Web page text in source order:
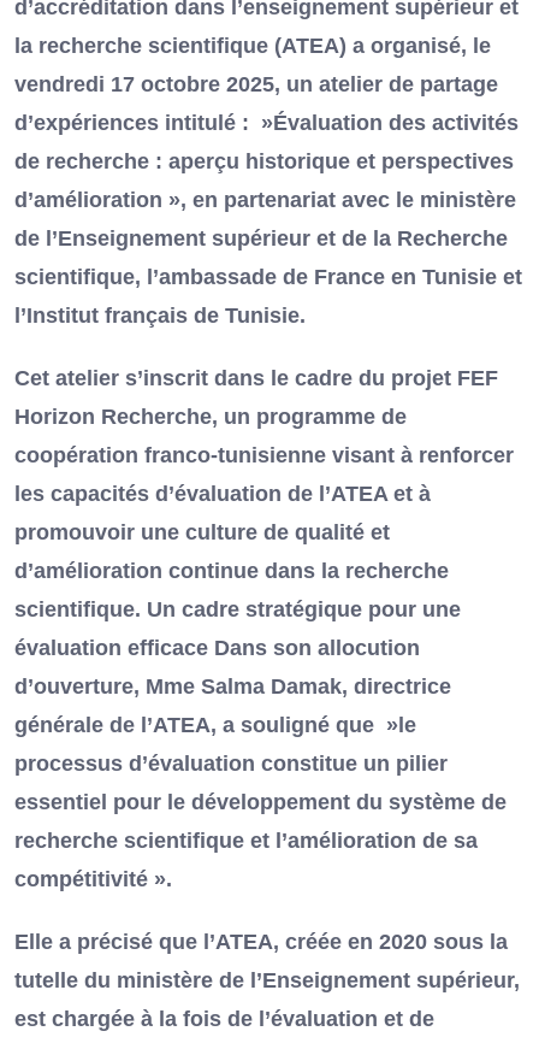
d’accréditation dans l’enseignement supérieur et
la recherche scientifique (ATEA) a organisé, le
vendredi 17 octobre 2025, un atelier de partage
d’expériences intitulé : »Évaluation des activités
de recherche : aperçu historique et perspectives
d’amélioration », en partenariat avec le ministère
de l’Enseignement supérieur et de la Recherche
scientifique, l’ambassade de France en Tunisie et
l’Institut français de Tunisie.
Cet atelier s’inscrit dans le cadre du projet FEF
Horizon Recherche, un programme de
coopération franco-tunisienne visant à renforcer
les capacités d’évaluation de l’ATEA et à
promouvoir une culture de qualité et
d’amélioration continue dans la recherche
scientifique. Un cadre stratégique pour une
évaluation efficace Dans son allocution
d’ouverture, Mme Salma Damak, directrice
générale de l’ATEA, a souligné que »le
processus d’évaluation constitue un pilier
essentiel pour le développement du système de
recherche scientifique et l’amélioration de sa
compétitivité ».
Elle a précisé que l’ATEA, créée en 2020 sous la
tutelle du ministère de l’Enseignement supérieur,
est chargée à la fois de l’évaluation et de